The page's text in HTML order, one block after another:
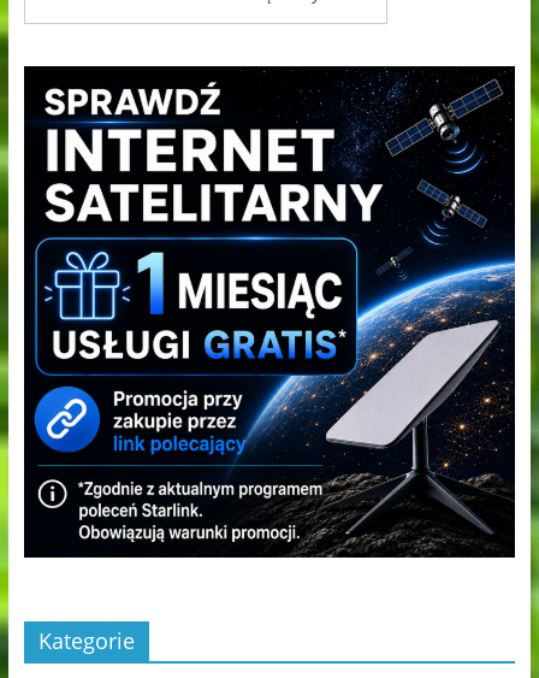
Kategorie